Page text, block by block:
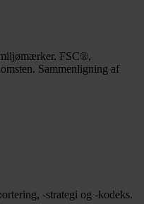
FSC®,
Sammenligning af
-strategi og -kodeks.